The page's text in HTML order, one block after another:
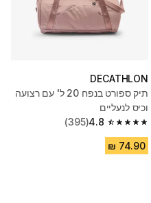
DECATHLON
תיק ספורט בנפח 20 ל' עם רצועה
וכיס לנעליים
4.8
4.8 out of 5 stars from 395 reviews
(395)